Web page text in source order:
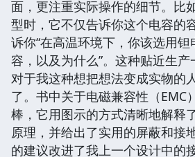
面，更注重实际操作的细节。比
型时，它不仅告诉你这个电容的
诉你“在高温环境下，你该选用
容，以及为什么”。这种贴近生产
对于我这种想把想法变成实物的
了。书中关于电磁兼容性（EMC
棒，它用图示的方式清晰地解释
原理，并给出了实用的屏蔽和接
的建议改进了我上一个设计中的